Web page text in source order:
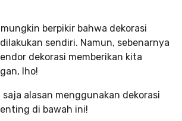
berpikir bahwa dekorasi
sendiri. Namun, sebenarnya
dekorasi memberikan kita
lho!
saja alasan menggunakan dekorasi
di bawah ini!